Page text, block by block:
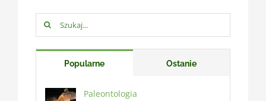
Szukaj:
Popularne Ostanie
Paleontologia